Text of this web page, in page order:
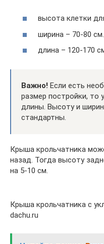
высота клетки
ширина – 70-80
длина – 120-170
Важно! Если есть
размер постройки, то
длины. Высоту и
стандартны.
Крыша крольчатника
назад. Тогда высоту
на 5-10 см.
Крыша крольчатника с
dachu.ru